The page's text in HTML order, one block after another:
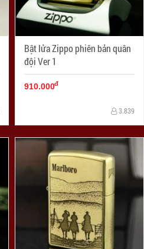
Bật lửa Zippo phiên bản quân
đội Ver 1
910.000đ
3.839